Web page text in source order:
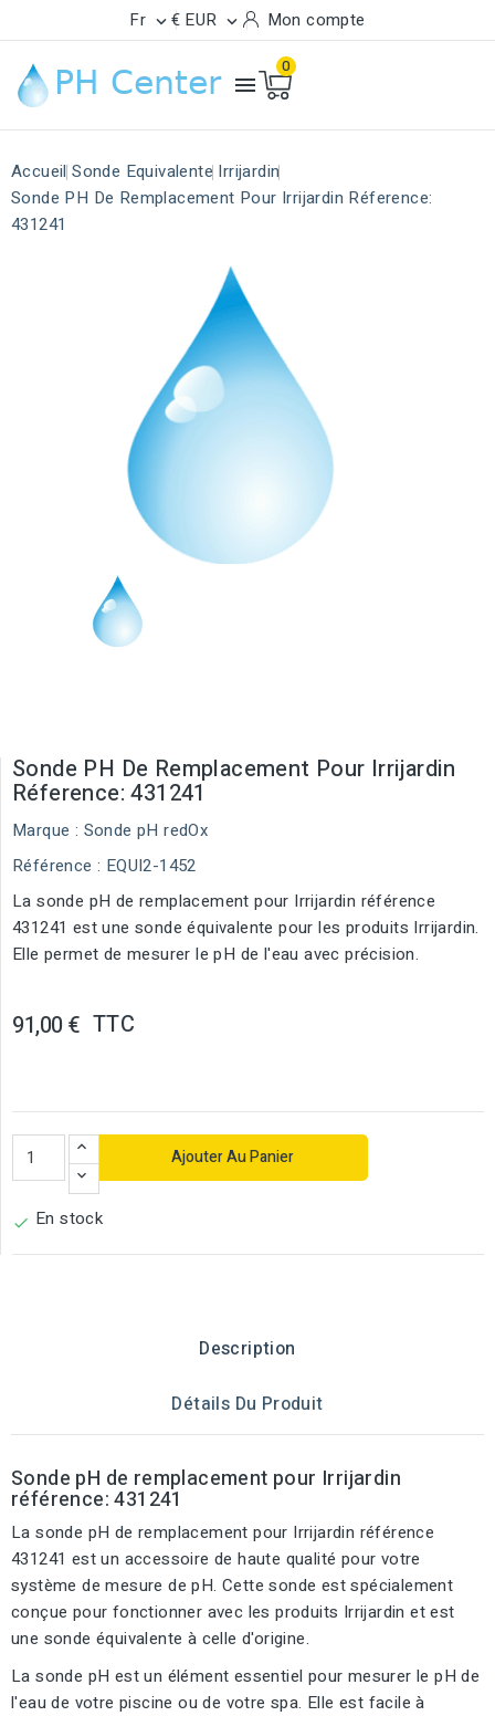
Fr  € EUR  Mon compte

0
Accueil Sonde Equivalente Irrijardin
Sonde PH De Remplacement Pour Irrijardin Réference:
431241
Sonde PH De Remplacement Pour Irrijardin
Réference: 431241
Marque : Sonde pH redOx
Référence : EQUI2-1452
La sonde pH de remplacement pour Irrijardin référence
431241 est une sonde équivalente pour les produits Irrijardin.
Elle permet de mesurer le pH de l'eau avec précision.
91,00 € TTC
Ajouter Au Panier
 En stock
Description
Détails Du Produit
Sonde pH de remplacement pour Irrijardin
référence: 431241
La sonde pH de remplacement pour Irrijardin référence
431241 est un accessoire de haute qualité pour votre
système de mesure de pH. Cette sonde est spécialement
conçue pour fonctionner avec les produits Irrijardin et est
une sonde équivalente à celle d'origine.
La sonde pH est un élément essentiel pour mesurer le pH de
l'eau de votre piscine ou de votre spa. Elle est facile à